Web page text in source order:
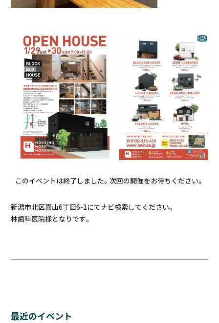
このイベントは終了しました。次回の開催をお待ちください。
新潟市北区嘉山6丁目6-1にてナビ検索してください。
林歯科医院様となりです。
最近のイベント